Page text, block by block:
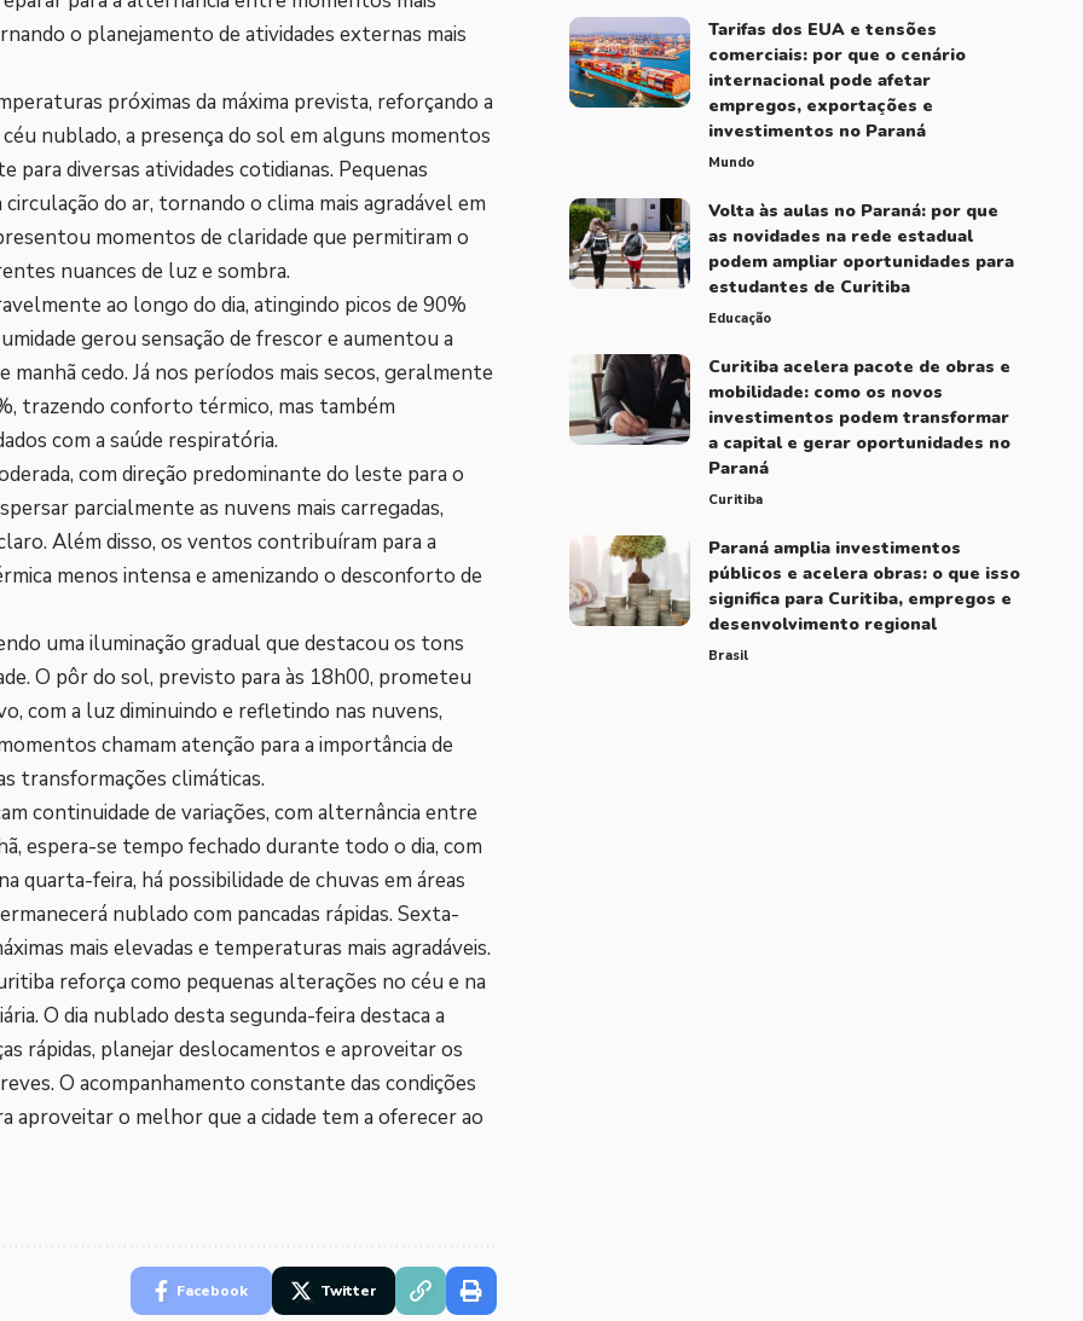
o planejamento de atividades externas mais
próximas da máxima prevista, reforçando a
nublado, a presença do sol em alguns momentos
diversas atividades cotidianas. Pequenas
do ar, tornando o clima mais agradável em
momentos de claridade que permitiram o
nuances de luz e sombra.
ao longo do dia, atingindo picos de 90%
gerou sensação de frescor e aumentou a
cedo. Já nos períodos mais secos, geralmente
trazendo conforto térmico, mas também
com a saúde respiratória.
com direção predominante do leste para o
parcialmente as nuvens mais carregadas,
Além disso, os ventos contribuíram para a
menos intensa e amenizando o desconforto de
uma iluminação gradual que destacou os tons
O pôr do sol, previsto para às 18h00, prometeu
com a luz diminuindo e refletindo nas nuvens,
chamam atenção para a importância de
transformações climáticas.
continuidade de variações, com alternância entre
espera-se tempo fechado durante todo o dia, com
quarta-feira, há possibilidade de chuvas em áreas
nublado com pancadas rápidas. Sexta-
mais elevadas e temperaturas mais agradáveis.
reforça como pequenas alterações no céu e na
O dia nublado desta segunda-feira destaca a
rápidas, planejar deslocamentos e aproveitar os
O acompanhamento constante das condições
aproveitar o melhor que a cidade tem a oferecer ao
Facebook Twitter
Tarifas dos EUA e tensões
comerciais: por que o cenário
internacional pode afetar
empregos, exportações e
investimentos no Paraná
Mundo
Volta às aulas no Paraná: por que
as novidades na rede estadual
podem ampliar oportunidades para
estudantes de Curitiba
Educação
Curitiba acelera pacote de obras e
mobilidade: como os novos
investimentos podem transformar
a capital e gerar oportunidades no
Paraná
Curitiba
Paraná amplia investimentos
públicos e acelera obras: o que isso
significa para Curitiba, empregos e
desenvolvimento regional
Brasil